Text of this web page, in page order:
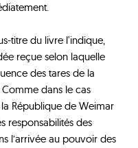
titre du livre l'indique,
reçue selon laquelle
des tares de la
dans le cas
République de Weimar
responsabilités des
l’arrivée au pouvoir des